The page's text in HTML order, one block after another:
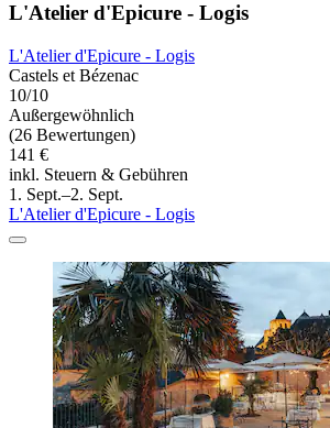
L'Atelier d'Epicure - Logis
L'Atelier d'Epicure - Logis
Castels et Bézenac
10/10
Außergewöhnlich
(26 Bewertungen)
141 €
inkl. Steuern & Gebühren
1. Sept.–2. Sept.
L'Atelier d'Epicure - Logis